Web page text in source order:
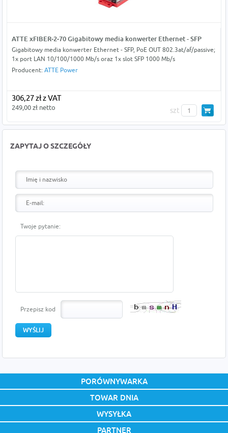
ATTE xFIBER‑2‑70 Gigabitowy media konwerter Ethernet - SFP
Gigabitowy media konwerter Ethernet - SFP, PoE OUT 802.3at/af/passive;
1x port LAN 10/100/1000 Mb/s oraz 1x slot SFP 1000 Mb/s
Producent: ATTE Power
306,27 zł z VAT
249,00 zł netto szt
ZAPYTAJ O SZCZEGÓŁY
Twoje pytanie:
Przepisz kod
PORÓWNYWARKA
TOWAR DNIA
WYSYŁKA
PARTNER